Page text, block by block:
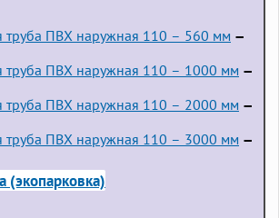
труба ПВХ наружная 110 – 560 мм —
труба ПВХ наружная 110 – 1000 мм —
труба ПВХ наружная 110 – 2000 мм —
труба ПВХ наружная 110 – 3000 мм —
(экопарковка)